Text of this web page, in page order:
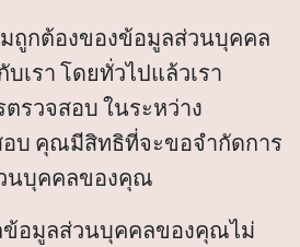
ถูกต้องของข้อมูลส่วนบุคคล
เรา โดยทั่วไปแล้วเรา
ตรวจสอบ ในระหว่าง
อบ คุณมีสิทธิที่จะขอจำกัดการ
นบุคคลของคุณ
ข้อมูลส่วนบุคคลของคุณไม่